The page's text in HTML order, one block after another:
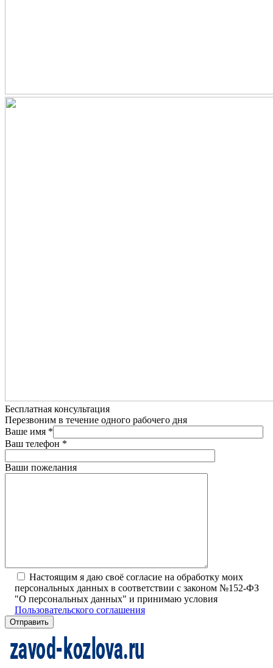
Бесплатная консультация
Перезвоним в течение одного рабочего дня
Ваше имя *
Ваш телефон *
Ваши пожелания
Настоящим я даю своё согласие на обработку моих
персональных данных в соответствии с законом №152-ФЗ
"О персональных данных" и принимаю условия
Пользовательского соглашения